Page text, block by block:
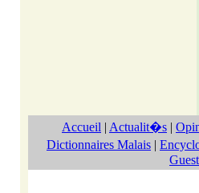
Accueil | Actualit�s |
Dictionnaires Malais |